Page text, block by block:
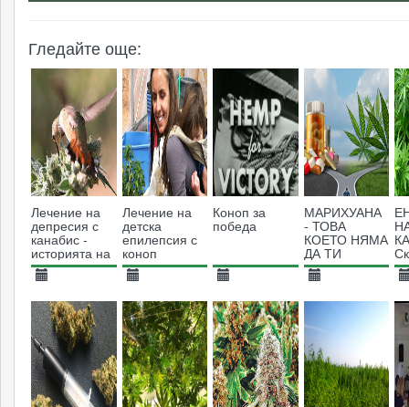
Гледайте още:
Лечение на
депресия с
канабис -
историята на
Еймъс
Макдоналд
7039
Лечение на
детска
епилепсия с
коноп
6998
Коноп за
победа
6250
МАРИХУАНА
- ТОВА
КОЕТО НЯМА
ДА ТИ
КАЖАТ!
4035